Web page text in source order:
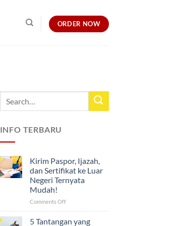
ORDER NOW
INFO TERBARU
Kirim Paspor, Ijazah,
dan Sertifikat ke Luar
Negeri Ternyata
Mudah!
Comments Offon
5 Tantangan yang